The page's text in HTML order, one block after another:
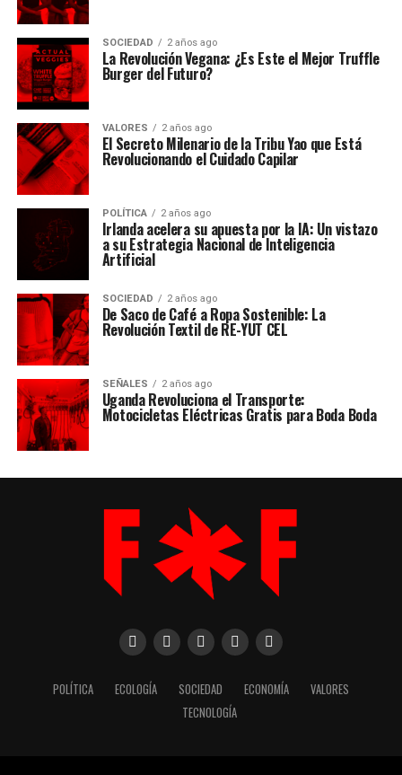
SOCIEDAD 2 años ago
La Revolución Vegana: ¿Es Este el Mejor Truffle
Burger del Futuro?
VALORES 2 años ago
El Secreto Milenario de la Tribu Yao que Está
Revolucionando el Cuidado Capilar
POLÍTICA 2 años ago
Irlanda acelera su apuesta por la IA: Un vistazo
a su Estrategia Nacional de Inteligencia
Artificial
SOCIEDAD 2 años ago
De Saco de Café a Ropa Sostenible: La
Revolución Textil de RE-YUT CEL
SEÑALES 2 años ago
Uganda Revoluciona el Transporte:
Motocicletas Eléctricas Gratis para Boda Boda
POLÍTICA ECOLOGÍA SOCIEDAD ECONOMÍA
VALORES
TECNOLOGÍA